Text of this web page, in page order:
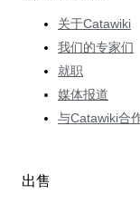
关于Catawiki
我们的专家们
就职
媒体报道
与Catawiki合
出售